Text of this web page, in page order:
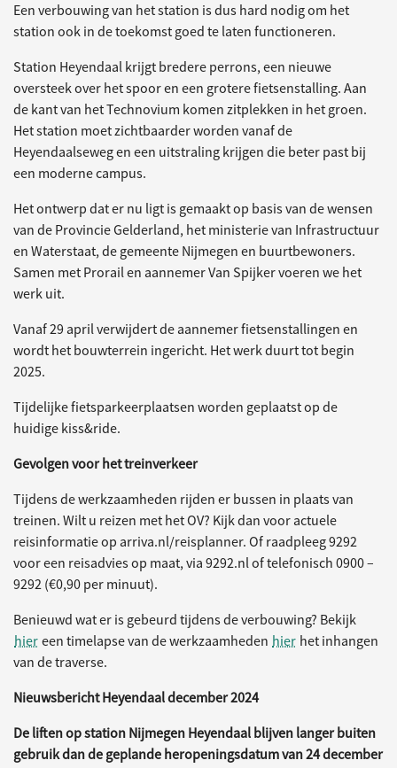
Een verbouwing van het station is dus hard nodig om het
station ook in de toekomst goed te laten functioneren.
Station Heyendaal krijgt bredere perrons, een nieuwe
oversteek over het spoor en een grotere fietsenstalling. Aan
de kant van het Technovium komen zitplekken in het groen.
Het station moet zichtbaarder worden vanaf de
Heyendaalseweg en een uitstraling krijgen die beter past bij
een moderne campus.
Het ontwerp dat er nu ligt is gemaakt op basis van de wensen
van de Provincie Gelderland, het ministerie van Infrastructuur
en Waterstaat, de gemeente Nijmegen en buurtbewoners.
Samen met Prorail en aannemer Van Spijker voeren we het
werk uit.
Vanaf 29 april verwijdert de aannemer fietsenstallingen en
wordt het bouwterrein ingericht. Het werk duurt tot begin
2025.
Tijdelijke fietsparkeerplaatsen worden geplaatst op de
huidige kiss&ride.
Gevolgen voor het treinverkeer
Tijdens de werkzaamheden rijden er bussen in plaats van
treinen. Wilt u reizen met het OV? Kijk dan voor actuele
reisinformatie op arriva.nl/reisplanner. Of raadpleeg 9292
voor een reisadvies op maat, via 9292.nl of telefonisch 0900 –
9292 (€0,90 per minuut).
Benieuwd wat er is gebeurd tijdens de verbouwing? Bekijk
hier een timelapse van de werkzaamheden hier het inhangen
van de traverse.
Nieuwsbericht Heyendaal december 2024
De liften op station Nijmegen Heyendaal blijven langer buiten
gebruik dan de geplande heropeningsdatum van 24 december